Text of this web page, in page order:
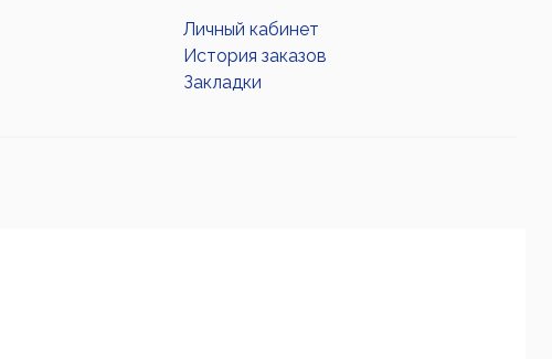
Личный кабинет
История заказов
Закладки